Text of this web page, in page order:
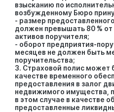
взысканию по
возбужденному Бюро
- размер
должен превышать 80 %
активов поручителя;
- оборот предприятия-
месяцев не должен быть
поручительства;
3. Страховой полис может
качестве временного
предоставления в залог
недвижимого имущества,
в этом случае в качестве
предоставленные